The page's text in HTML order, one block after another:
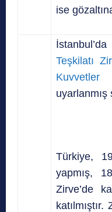
ise
Teşkilatı
Kuvvetler
uyarlanmış
Türkiye,
yapmış,
Zirve’de